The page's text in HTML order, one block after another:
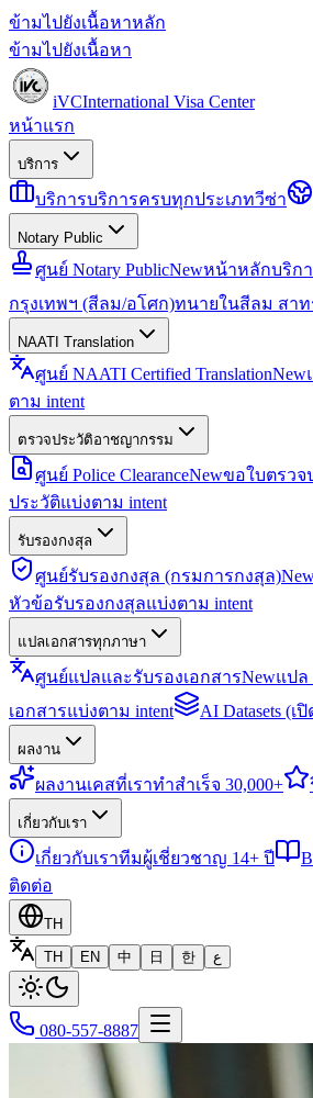
ข้ามไปยังเนื้อหาหลัก
ข้ามไปยังเนื้อหา
iVCInternational Visa Center
หน้าแรก
บริการ
บริการบริการครบทุกประเภทวีซ่า
Notary Public
ศูนย์ Notary PublicNewหน้าหลักบริก
กรุงเทพฯ (สีลม/อโศก)ทนายในสีลม สา
NAATI Translation
ศูนย์ NAATI Certified TranslationNew
ตาม intent
ตรวจประวัติอาชญากรรม
ศูนย์ Police ClearanceNewขอใบตรวจ
ประวัติแบ่งตาม intent
รับรองกงสุล
ศูนย์รับรองกงสุล (กรมการกงสุล)
หัวข้อรับรองกงสุลแบ่งตาม intent
แปลเอกสารทุกภาษา
ศูนย์แปลและรับรองเอกสารNewแปล
เอกสารแบ่งตาม intent
AI Datasets (
ผลงาน
ผลงานเคสที่เราทำสำเร็จ 30,000+
เกี่ยวกับเรา
เกี่ยวกับเราทีมผู้เชี่ยวชาญ 14+ ปี
ติดต่อ
TH
TH
EN 中 日 한 ع
080-557-8887